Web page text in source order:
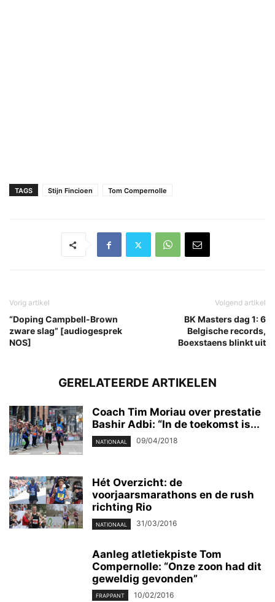
TAGS Stijn Fincioen Tom Compernolle
Vorig artikel
“Doping Campbell-Brown
zware slag” [audiogesprek
NOS]
Volgend artikel
BK Masters dag 1: 6
Belgische records,
Boexstaens blinkt uit
GERELATEERDE ARTIKELEN
Coach Tim Moriau over prestatie
Bashir Adbi: “In de toekomst is...
NATIONAAL 09/04/2018
Hét Overzicht: de
voorjaarsmarathons en de rush
richting Rio
NATIONAAL 31/03/2016
Aanleg atletiekpiste Tom
Compernolle: “Onze zoon had dit
geweldig gevonden”
FRAPPANT 10/02/2016